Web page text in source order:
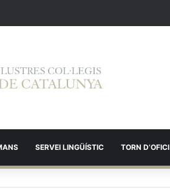
SERVEI LINGÜÍSTIC TORN D’OFICI